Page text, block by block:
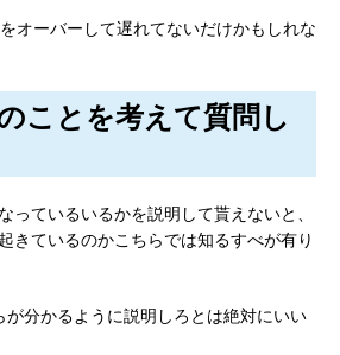
オーバーして遅れてないだけかもしれな
ことを考えて質問し
っているいるかを説明して貰えないと、
きているのかこちらでは知るすべが有り
が分かるように説明しろとは絶対にいい